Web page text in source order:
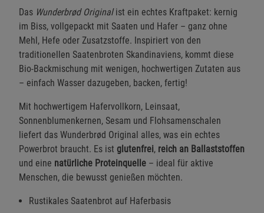
Das Wunderbrød Originalist ein echtes Kraftpaket: kernig
im Biss, vollgepackt mit Saaten und Hafer – ganz ohne
Mehl, Hefe oder Zusatzstoffe. Inspiriert von den
traditionellen Saatenbroten Skandinaviens, kommt diese
Bio-Backmischung mit wenigen, hochwertigen Zutaten aus
– einfach Wasser dazugeben, backen, fertig!
Mit hochwertigem Hafervollkorn, Leinsaat,
Sonnenblumenkernen, Sesam und Flohsamenschalen
liefert das Wunderbrød Original alles, was ein echtes
Powerbrot braucht. Es ist glutenfrei, reich an Ballaststoffen
und eine natürliche Proteinquelle – ideal für aktive
Menschen, die bewusst genießen möchten.
Rustikales Saatenbrot auf Haferbasis